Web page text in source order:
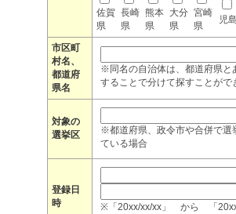
佐賀
県
長崎
県
熊本
県
大分
県
宮崎
県
児
市区町
村名、
都道府
県名
※同名の自治体は、都道府県と
することで分けて探すことがで
対象の
選挙区
※都道府県、政令市や合併で選
ている場合
登録日
時
※「20xx/xx/xx」 から 「